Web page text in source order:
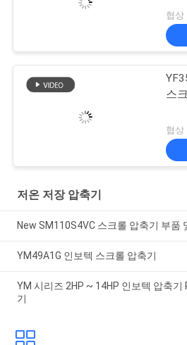
협상
스
협상
저온 저장 압축기
New SM110S4VC 스크롤 압축기 부품
YM49A1G 인보텍 스크롤 압축기
YM 시리즈 2HP ~ 14HP 인보텍 압축기
기